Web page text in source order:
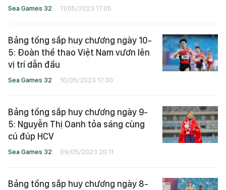
Sea Games 32 11/05/2023 17:05
Bảng tổng sắp huy chương ngày 10-
5: Đoàn thể thao Việt Nam vươn lên
vị trí dẫn đầu
Sea Games 32 10/05/2023 17:30
Bảng tổng sắp huy chương ngày 9-
5: Nguyễn Thị Oanh tỏa sáng cùng
cú đúp HCV
Sea Games 32 09/05/2023 20:11
Bảng tổng sắp huy chương ngày 8-